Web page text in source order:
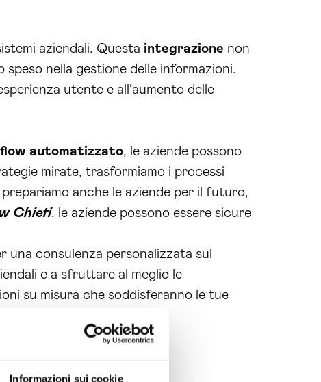
Informazioni sui cookie
aziendali. Questa integrazione non
speso nella gestione delle informazioni.
utente e all’aumento delle
automatizzato, le aziende possono
mirate, trasformiamo i processi
anche le aziende per il futuro,
Chieti, le aziende possono essere sicure
consulenza personalizzata sul
e a sfruttare al meglio le
su misura che soddisferanno le tue